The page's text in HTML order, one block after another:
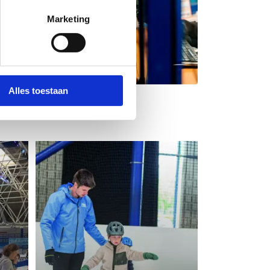
Marketing
Alles toestaan